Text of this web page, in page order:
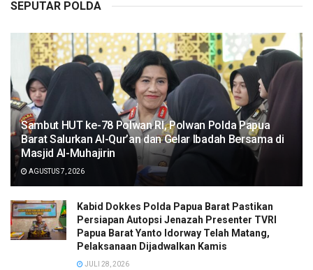
SEPUTAR POLDA
Sambut HUT ke-78 Polwan RI, Polwan Polda Papua
Barat Salurkan Al-Qur’an dan Gelar Ibadah Bersama di
Masjid Al-Muhajirin
AGUSTUS 7, 2026
Kabid Dokkes Polda Papua Barat Pastikan
Persiapan Autopsi Jenazah Presenter TVRI
Papua Barat Yanto Idorway Telah Matang,
Pelaksanaan Dijadwalkan Kamis
JULI 28, 2026